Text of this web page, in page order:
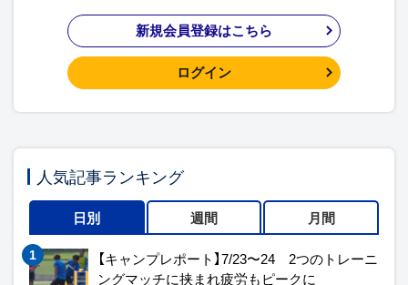
新規会員登録はこちら
ログイン
人気記事ランキング
日別 週間 月間
【キャンプレポート】7/23〜24 2つのトレーニ
ングマッチに挟まれ疲労もピークに